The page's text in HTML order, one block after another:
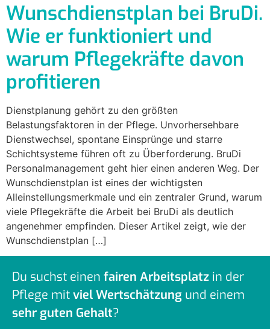
Wunschdienstplan bei BruDi.
Wie er funktioniert und
warum Pflegekräfte davon
profitieren
Dienstplanung gehört zu den größten
Belastungsfaktoren in der Pflege. Unvorhersehbare
Dienstwechsel, spontane Einsprünge und starre
Schichtsysteme führen oft zu Überforderung. BruDi
Personalmanagement geht hier einen anderen Weg. Der
Wunschdienstplan ist eines der wichtigsten
Alleinstellungsmerkmale und ein zentraler Grund, warum
viele Pflegekräfte die Arbeit bei BruDi als deutlich
angenehmer empfinden. Dieser Artikel zeigt, wie der
Wunschdienstplan […]
Du suchst einen fairen Arbeitsplatz in der
Pflege mitviel Wertschätzung und einem
sehr guten Gehalt?